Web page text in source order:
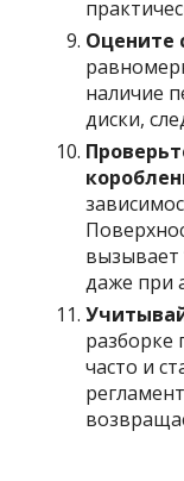
Оцените
наличие
диски,
вызывает
даже при
разборке
часто и